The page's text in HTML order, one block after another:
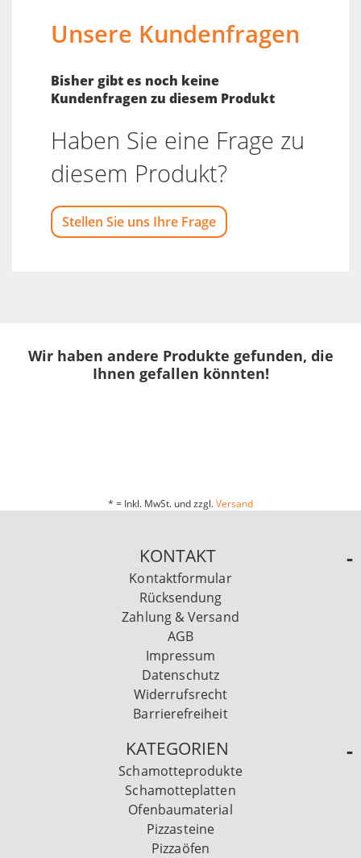
Unsere Kundenfragen
Bisher gibt es noch keine
Kundenfragen zu diesem Produkt
Haben Sie eine Frage zu
diesem Produkt?
Stellen Sie uns Ihre Frage
Wir haben andere Produkte gefunden, die
Ihnen gefallen könnten!
* = Inkl. MwSt. und zzgl.Versand
KONTAKT
Kontaktformular
Rücksendung
Zahlung & Versand
AGB
Impressum
Datenschutz
Widerrufsrecht
Barrierefreiheit
KATEGORIEN
Schamotteprodukte
Schamotteplatten
Ofenbaumaterial
Pizzasteine
Pizzaöfen